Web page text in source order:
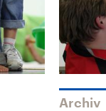
Archiv